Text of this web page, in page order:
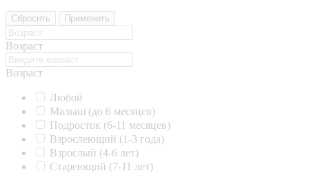
Сбросить Применить
Возраст
Возраст
Любой
Малыш (до 6 месяцев)
Подросток (6-11 месяцев)
Взрослеющий (1-3 года)
Взрослый (4-6 лет)
Стареющий (7-11 лет)